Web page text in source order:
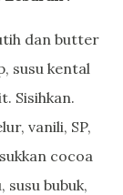
dan butter
susu kental
Sisihkan.
vanili, SP,
cocoa
bubuk,